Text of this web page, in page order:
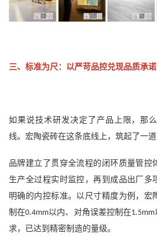
三、标准为尺：以严苛品控兑现品质承诺
如果说技术研发决定了产品上限，那
线。宏陶瓷砖在这条底线上，筑起了一
品牌建立了贯穿全流程的闭环质量管控
生产全过程实时监控，再到成品出厂多
明确的内控标准。以尺寸精度为例，宏
制在0.4mm以内、对角误差控制在1.5mm
求，已达到精密制造的量级。